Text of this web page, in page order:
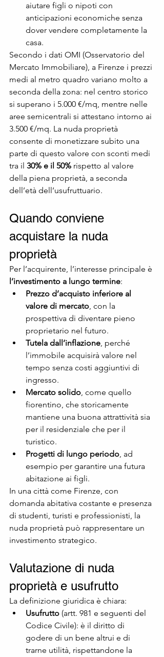
aiutare figli o nipoti con
anticipazioni economiche senza
dover vendere completamente la
casa.
Secondo i dati OMI (Osservatorio del
Mercato Immobiliare), a Firenze i prezzi
medi al metro quadro variano molto a
seconda della zona: nel centro storico
si superano i 5.000 €/mq, mentre nelle
aree semicentrali si attestano intorno ai
3.500 €/mq. La nuda proprietà
consente di monetizzare subito una
parte di questo valore con sconti medi
tra il 30% e il 50% rispetto al valore
della piena proprietà, a seconda
dell’età dell’usufruttuario.
Quando conviene
acquistare la nuda
proprietà
Per l’acquirente, l’interesse principale è
l’investimento a lungo termine:
Prezzo d’acquisto inferiore al
valore di mercato, con la
prospettiva di diventare pieno
proprietario nel futuro.
Tutela dall’inflazione, perché
l’immobile acquisirà valore nel
tempo senza costi aggiuntivi di
ingresso.
Mercato solido, come quello
fiorentino, che storicamente
mantiene una buona attrattività sia
per il residenziale che per il
turistico.
Progetti di lungo periodo, ad
esempio per garantire una futura
abitazione ai figli.
In una città come Firenze, con
domanda abitativa costante e presenza
di studenti, turisti e professionisti, la
nuda proprietà può rappresentare un
investimento strategico.
Valutazione di nuda
proprietà e usufrutto
La definizione giuridica è chiara:
Usufrutto (artt. 981 e seguenti del
Codice Civile): è il diritto di
godere di un bene altrui e di
trarne utilità, rispettandone la